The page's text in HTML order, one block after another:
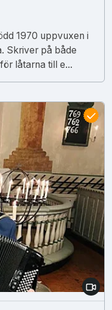
1970 uppvuxen i
Skriver på både
låtarna till e...